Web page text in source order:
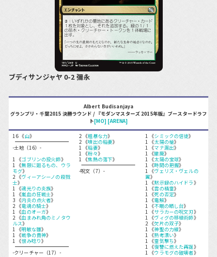
ブディサンジャヤ 0-2 彌永
Albert Budisanjaya
グランプリ・千葉2015 決勝ラウンド / 『モダンマスターズ 2015年版』ブースタードラフ
ト[MO] [ARENA]
16 《山》
-土地（16）-
1 《ゴブリンの投火師》
1 《無限に廻るもの、ウラ
モグ》
2 《ヴィーアシーノの殺戮
士》
1 《魂光りの炎族》
1 《嵐血の狂戦士》
3 《内炎の点火者》
2 《竜魂の騎士》
1 《血のオーガ》
2 《血まみれ角のミノタウ
ルス》
1 《明敏な雛》
1 《戦争の貴神》
1 《恨み唸り》
-クリーチャー（17）-
2 《粗暴な力》
2 《噴出の稲妻》
1 《稲妻》
1 《粉々》
1 《焦熱の落下》
-呪文（7）-
1 《シミックの信徒》
1 《太陽の槍》
1 《マナ漏出》
1 《撤廃》
1 《太陽の宝球》
1 《時間の把握》
1 《ヴェリズ・ヴェルの
翼》
1 《黙示録のハイドラ》
1 《雲の精霊》
1 《死の否定》
1 《電解》
1 《不眠の晒し台》
1 《サラカーの呪文刃》
1 《ヴィグの移植術師》
2 《欠片の双子》
1 《神聖の力線》
1 《熟考漂い》
1 《霊気撃ち》
1 《復讐に燃えた再誕》
1 《ウラモグの破壊者》